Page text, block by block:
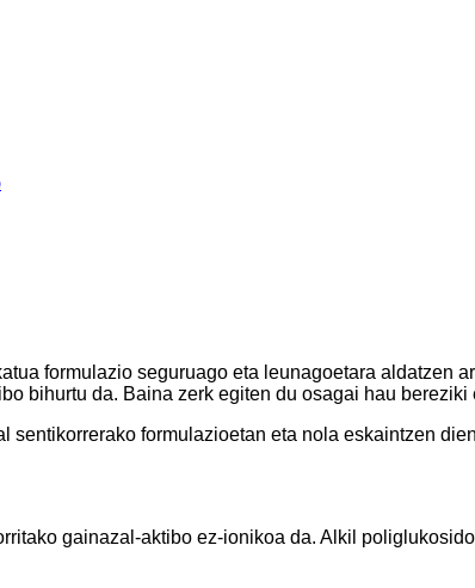
formulazio seguruago eta leunagoetara aldatzen
bihurtu da. Baina zerk egiten du osagai hau
formulazioetan eta nola eskaintzen
gainazal-aktibo ez-ionikoa da. Alkil